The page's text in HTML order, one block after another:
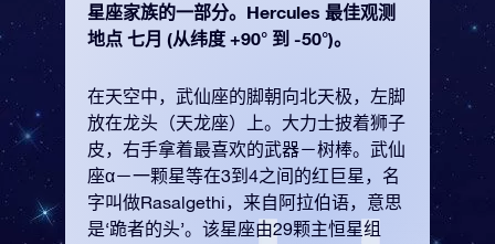
星座家族的一部分。Hercules 最佳观测
地点 七月 (从纬度 +90° 到 -50°)。
在天空中，武仙座的脚朝向北天极，左脚
放在龙头（天龙座）上。大力士披着狮子
皮，右手拿着最喜欢的武器－树棒。武仙
座α－一颗星等在3到4之间的红巨星，名
字叫做Rasalgethi，来自阿拉伯语，意思
是‘跪者的头’。该星座由29颗主恒星组